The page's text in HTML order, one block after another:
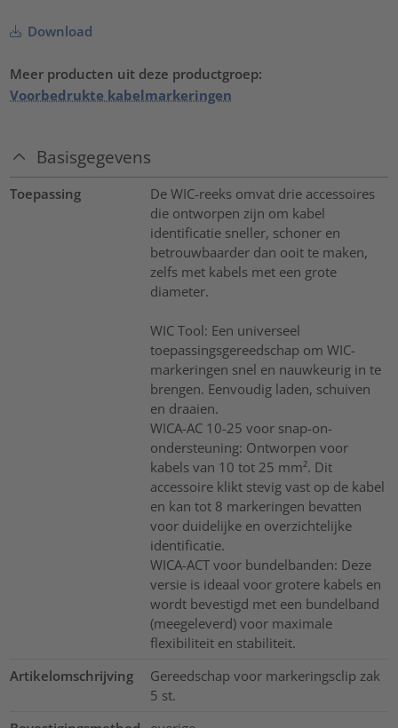
Download
Meer producten uit deze productgroep:
Voorbedrukte kabelmarkeringen
Basisgegevens
Toepassing
De WIC-reeks omvat drie accessoires
die ontworpen zijn om kabel
identificatie sneller, schoner en
betrouwbaarder dan ooit te maken,
zelfs met kabels met een grote
diameter.
WIC Tool: Een universeel
toepassingsgereedschap om WIC-
markeringen snel en nauwkeurig in te
brengen. Eenvoudig laden, schuiven
en draaien.
WICA-AC 10-25 voor snap-on-
ondersteuning: Ontworpen voor
kabels van 10 tot 25 mm². Dit
accessoire klikt stevig vast op de kabel
en kan tot 8 markeringen bevatten
voor duidelijke en overzichtelijke
identificatie.
WICA-ACT voor bundelbanden: Deze
versie is ideaal voor grotere kabels en
wordt bevestigd met een bundelband
(meegeleverd) voor maximale
flexibiliteit en stabiliteit.
Artikelomschrijving
Gereedschap voor markeringsclip zak
5 st.